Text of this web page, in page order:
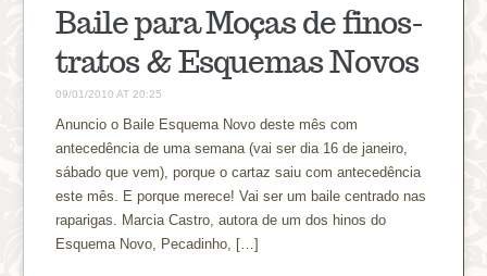
Baile para Moças de finos-
tratos & Esquemas Novos
09/01/2010 AT 20:25
Anuncio o Baile Esquema Novo deste mês com
antecedência de uma semana (vai ser dia 16 de janeiro,
sábado que vem), porque o cartaz saiu com antecedência
este mês. E porque merece! Vai ser um baile centrado nas
raparigas. Marcia Castro, autora de um dos hinos do
Esquema Novo, Pecadinho, […]